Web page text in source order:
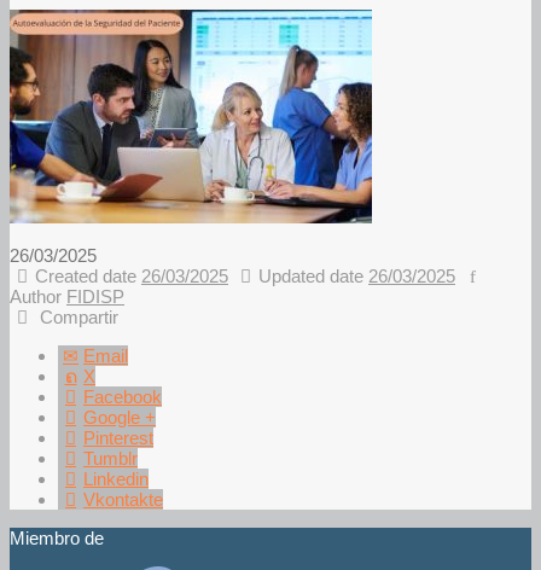
26/03/2025
Created date 26/03/2025 Updated date 26/03/2025
Author FIDISP
Compartir
Email
X
Facebook
Google +
Pinterest
Tumblr
Linkedin
Vkontakte
Miembro de